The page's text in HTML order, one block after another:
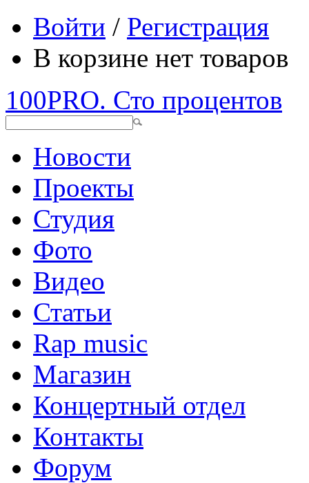
Войти / Регистрация
В корзине нет товаров
100PRO. Сто процентов
Новости
Проекты
Студия
Фото
Видео
Статьи
Rap music
Магазин
Концертный отдел
Контакты
Форум